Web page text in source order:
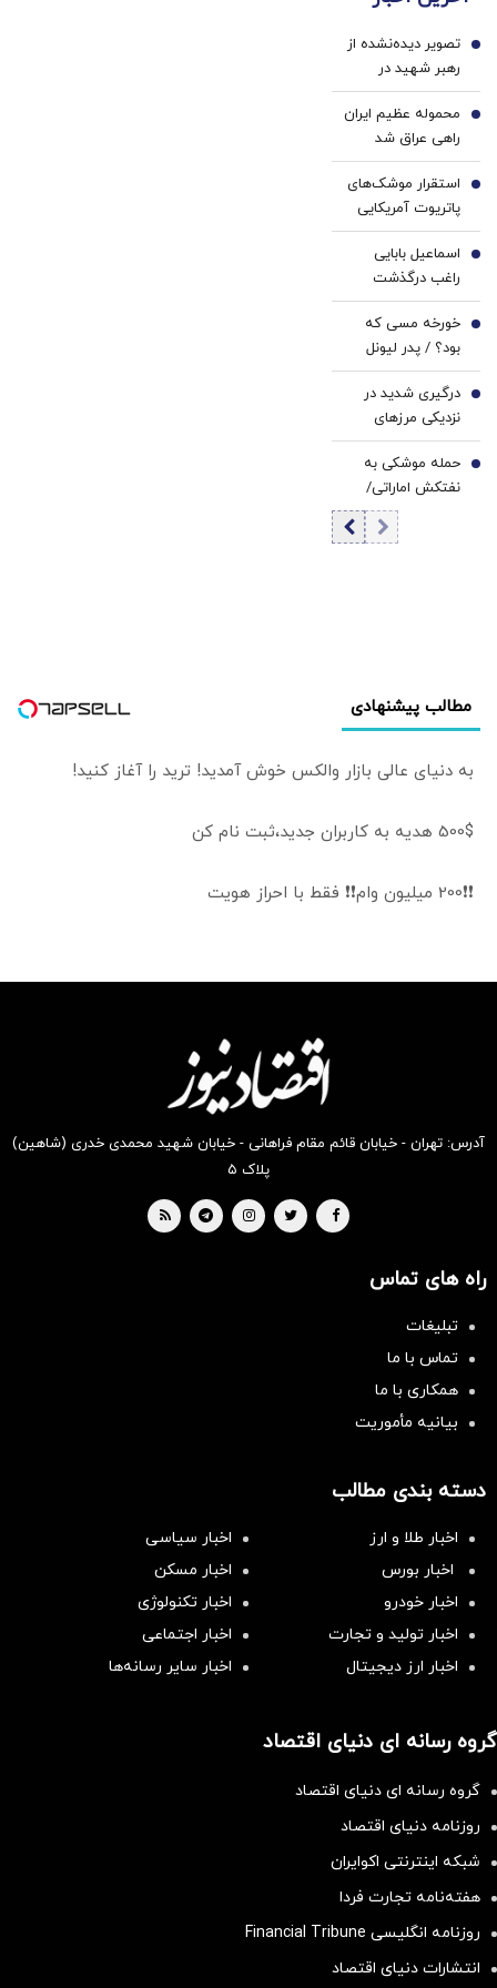
کننده
دندان!
خرید40%تخفیف
سفید
کننده
خانگی
تصویر دیده‌نشده از
رهبر شهید در
لباس نظامی
1
محموله عظیم ایران
راهی عراق شد
2
استقرار موشک‌های
پاتریوت آمریکایی
در نزدیکی مرز‌های
ایران / ماجرا
چیست؟
3
اسماعیل بابایی
راغب درگذشت
4
خورخه مسی که
بود؟ / پدر لیونل
مسی چگونه از او
یک فوق ستاره
ساخت؟
5
درگیری شدید در
نزدیکی مرز‌های
ایران / حمله
جدایی‌طلبان به
اردوگاه نظامیان
6
حمله موشکی به
نفتکش اماراتی/
وزارت خارجه امارات
7
مطالب پیشنهادی
به دنیای عالی بازار والکس خوش آمدید! ترید را آغاز کنید!
500$ هدیه به کاربران جدید،ثبت نام کن
❗❗200 میلیون وام❗❗ فقط با احراز هویت
آدرس: تهران - خیابان قائم مقام فراهانی - خیابان شهید محمدی خدری (شاهین)
پلاک ۵
راه های تماس
تبلیغات
تماس با ما
همکاری با ما
بیانیه مأموریت
دسته بندی مطالب
اخبار طلا و ارز
اخبار سیاسی
اخبار بورس
اخبار مسکن
اخبار خودرو
اخبار تکنولوژی
اخبار تولید و تجارت
اخبار اجتماعی
اخبار ارز دیجیتال
اخبار سایر رسانه‌‌ها
گروه رسانه ای دنیای اقتصاد
گروه رسانه ای دنیای اقتصاد
روزنامه دنیای اقتصاد
شبکه اینترنتی اکوایران
هفته‌نامه تجارت فردا
روزنامه انگلیسی Financial Tribune
انتشارات دنیای اقتصاد